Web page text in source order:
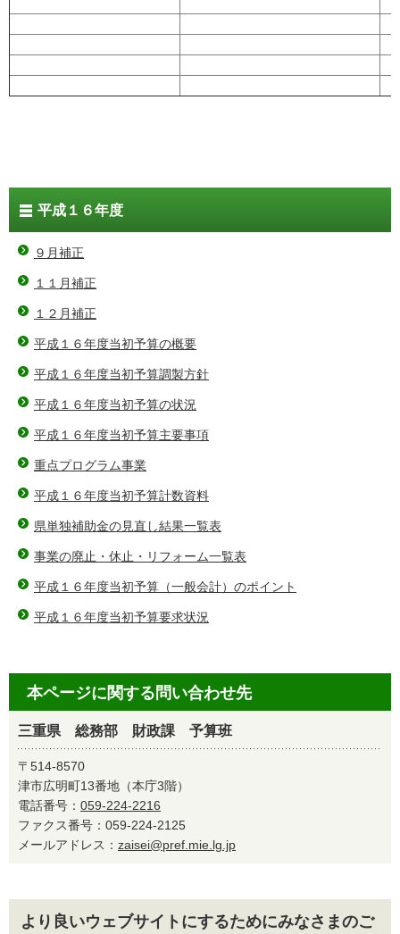
平成１６年度
９月補正
１１月補正
１２月補正
平成１６年度当初予算の概要
平成１６年度当初予算調製方針
平成１６年度当初予算の状況
平成１６年度当初予算主要事項
重点プログラム事業
平成１６年度当初予算計数資料
県単独補助金の見直し結果一覧表
事業の廃止・休止・リフォーム一覧表
平成１６年度当初予算（一般会計）のポイント
平成１６年度当初予算要求状況
本ページに関する問い合わせ先
三重県 総務部 財政課 予算班
〒514-8570
津市広明町13番地（本庁3階）
電話番号： 059-224-2216
ファクス番号：059-224-2125
メールアドレス： zaisei@pref.mie.lg.jp
より良いウェブサイトにするためにみなさまのご